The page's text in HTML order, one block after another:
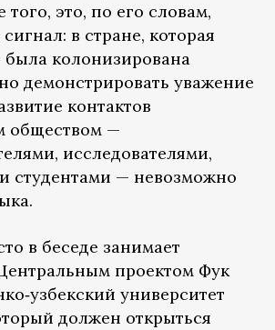
это, по его словам,
в стране, которая
была колонизирована
демонстрировать уважение
контактов
обществом —
исследователями,
студентами — невозможно
в беседе занимает
проектом Фук
университет
должен открыться